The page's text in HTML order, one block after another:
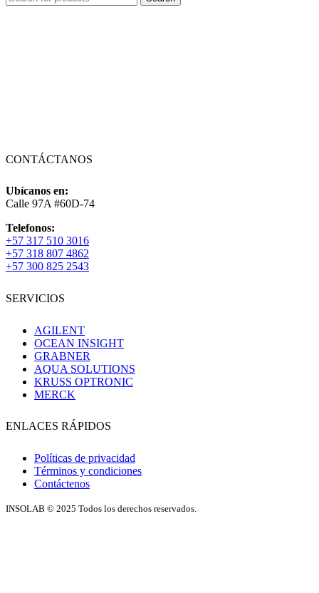
CONTÁCTANOS
Ubícanos en:
Calle 97A #60D-74
Telefonos:
+57 317 510 3016
+57 318 807 4862
+57 300 825 2543
SERVICIOS
AGILENT
OCEAN INSIGHT
GRABNER
AQUA SOLUTIONS
KRUSS OPTRONIC
MERCK
ENLACES RÁPIDOS
Políticas de privacidad
Términos y condiciones
Contáctenos
INSOLAB © 2025 Todos los derechos reservados.